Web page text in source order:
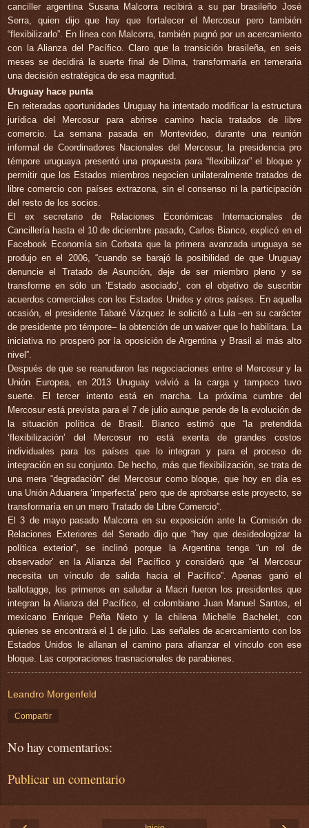
canciller argentina Susana Malcorra recibirá a su par brasileño José
Serra, quien dijo que hay que fortalecer el Mercosur pero también
“flexibilizarlo”. En línea con Malcorra, también pugnó por un acercamiento
con la Alianza del Pacífico. Claro que la transición brasileña, en seis
meses se decidirá la suerte final de Dilma, transformaría en temeraria
una decisión estratégica de esa magnitud.
Uruguay hace punta
En reiteradas oportunidades Uruguay ha intentado modificar la estructura
jurídica del Mercosur para abrirse camino hacia tratados de libre
comercio. La semana pasada en Montevideo, durante una reunión
informal de Coordinadores Nacionales del Mercosur, la presidencia pro
témpore uruguaya presentó una propuesta para “flexibilizar” el bloque y
permitir que los Estados miembros negocien unilateralmente tratados de
libre comercio con países extrazona, sin el consenso ni la participación
del resto de los socios.
El ex secretario de Relaciones Económicas Internacionales de
Cancillería hasta el 10 de diciembre pasado, Carlos Bianco, explicó en el
Facebook Economía sin Corbata que la primera avanzada uruguaya se
produjo en el 2006, “cuando se barajó la posibilidad de que Uruguay
denuncie el Tratado de Asunción, deje de ser miembro pleno y se
transforme en sólo un ‘Estado asociado’, con el objetivo de suscribir
acuerdos comerciales con los Estados Unidos y otros países. En aquella
ocasión, el presidente Tabaré Vázquez le solicitó a Lula –en su carácter
de presidente pro témpore– la obtención de un waiver que lo habilitara. La
iniciativa no prosperó por la oposición de Argentina y Brasil al más alto
nivel”.
Después de que se reanudaron las negociaciones entre el Mercosur y la
Unión Europea, en 2013 Uruguay volvió a la carga y tampoco tuvo
suerte. El tercer intento está en marcha. La próxima cumbre del
Mercosur está prevista para el 7 de julio aunque pende de la evolución de
la situación política de Brasil. Bianco estimó que “la pretendida
‘flexibilización’ del Mercosur no está exenta de grandes costos
individuales para los países que lo integran y para el proceso de
integración en su conjunto. De hecho, más que flexibilización, se trata de
una mera “degradación” del Mercosur como bloque, que hoy en día es
una Unión Aduanera ‘imperfecta’ pero que de aprobarse este proyecto, se
transformaría en un mero Tratado de Libre Comercio”.
El 3 de mayo pasado Malcorra en su exposición ante la Comisión de
Relaciones Exteriores del Senado dijo que “hay que desideologizar la
política exterior”, se inclinó porque la Argentina tenga “un rol de
observador’ en la Alianza del Pacífico y consideró que “el Mercosur
necesita un vínculo de salida hacia el Pacífico”. Apenas ganó el
ballotagge, los primeros en saludar a Macri fueron los presidentes que
integran la Alianza del Pacífico, el colombiano Juan Manuel Santos, el
mexicano Enrique Peña Nieto y la chilena Michelle Bachelet, con
quienes se encontrará el 1 de julio. Las señales de acercamiento con los
Estados Unidos le allanan el camino para afianzar el vínculo con ese
bloque. Las corporaciones trasnacionales de parabienes.
Leandro Morgenfeld
Compartir
No hay comentarios:
Publicar un comentario